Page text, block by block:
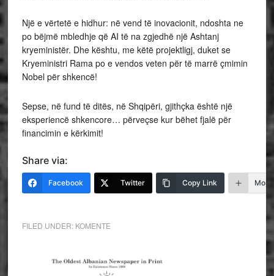
Një e vërtetë e hidhur: në vend të inovacionit, ndoshta ne
po bëjmë mbledhje që AI të na zgjedhë një Ashtanj
kryeministër. Dhe kështu, me këtë projektligj, duket se
Kryeministri Rama po e vendos veten për të marrë çmimin
Nobel për shkencë!
Sepse, në fund të ditës, në Shqipëri, gjithçka është një
eksperiencë shkencore… përveçse kur bëhet fjalë për
financimin e kërkimit!
Share via:
Facebook Twitter Copy Link More
FILED UNDER: KOMENTE